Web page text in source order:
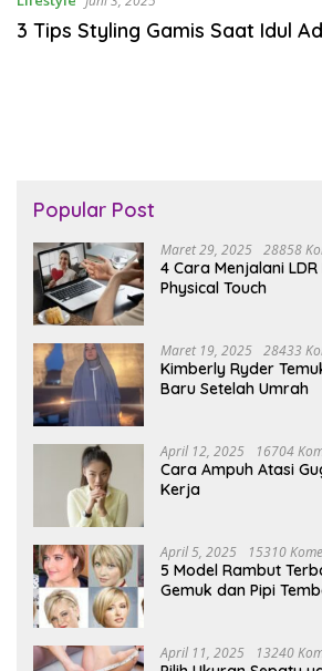
3 Tips Styling Gamis Saat Idul
Popular Post
Maret 29, 2025 28858
4 Cara Menjalani
Physical Touch
Maret 19, 2025 28433
Kimberly Ryder
Baru Setelah Umrah
April 12, 2025 16704
Cara Ampuh Atasi
Kerja
April 5, 2025 15310
5 Model Rambut
Gemuk dan Pipi
April 11, 2025 13240